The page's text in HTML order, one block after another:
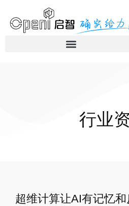
行业
超维计算让AI有记忆